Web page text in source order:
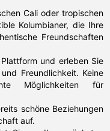
Cali oder tropischen
Kolumbianer, die Ihre
Freundschaften
und erleben Sie
Freundlichkeit. Keine
Möglichkeiten für
schöne Beziehungen
auf.